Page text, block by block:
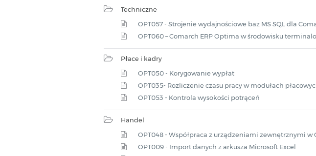
Techniczne
OPT057 - Strojenie wydajnościowe baz MS SQL dla
OPT060 – Comarch ERP Optima w środowisku
Płace i kadry
OPT050 - Korygowanie wypłat
OPT035- Rozliczenie czasu pracy w modułach
OPT053 - Kontrola wysokości potrąceń
Handel
OPT048 - Współpraca z urządzeniami zewnętrznymi w
OPT009 - Import danych z arkusza Microsoft Excel